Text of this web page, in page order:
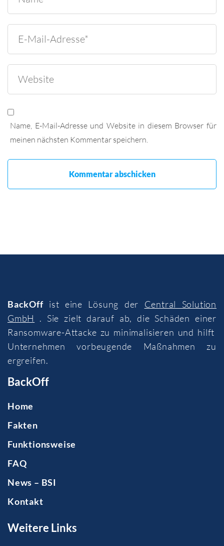
Name, E-Mail-Adresse und Website in diesem Browser für
meinen nächsten Kommentar speichern.
BackOffist eine Lösung der Central Solution
GmbH
. Sie zielt darauf ab, die Schäden einer
Ransomware-Attacke zu minimalisieren und hilft
Unternehmen vorbeugende Maßnahmen zu
ergreifen.
BackOff
Home
Fakten
Funktionsweise
FAQ
News – BSI
Kontakt
Weitere Links